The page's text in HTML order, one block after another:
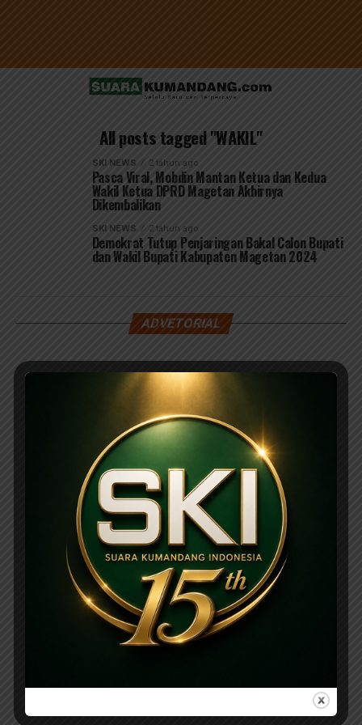
All posts tagged "WAKIL"
SKI NEWS 2 tahun ago
Pasca Viral, Mobdin Mantan Ketua dan Kedua
Wakil Ketua DPRD Magetan Akhirnya
Dikembalikan
SKI NEWS 2 tahun ago
Demokrat Tutup Penjaringan Bakal Calon Bupati
dan Wakil Bupati Kabupaten Magetan 2024
ADVETORIAL